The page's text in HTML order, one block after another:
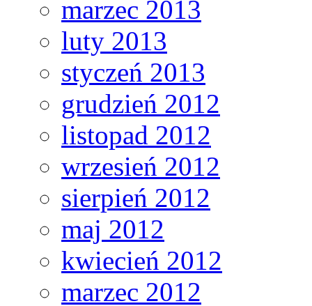
marzec 2013
luty 2013
styczeń 2013
grudzień 2012
listopad 2012
wrzesień 2012
sierpień 2012
maj 2012
kwiecień 2012
marzec 2012